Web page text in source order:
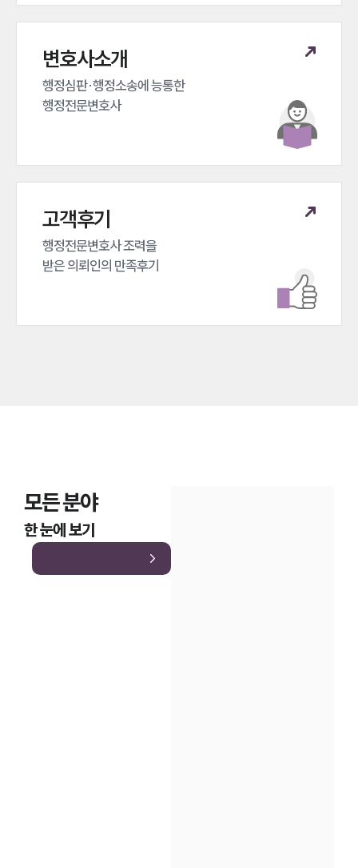
변호사소개
행정심판·행정소송에 능통한
행정전문변호사
고객후기
행정전문변호사 조력을
받은 의뢰인의 만족후기
모든 분야
한 눈에 보기